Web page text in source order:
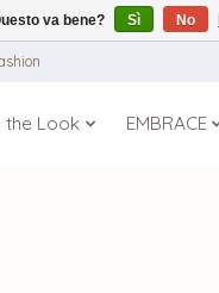
the Look EMBRACE
va bene? Sì No